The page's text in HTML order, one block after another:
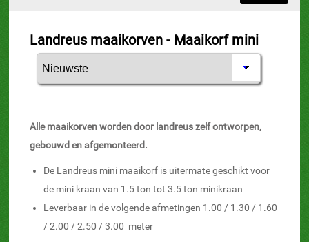
Landreus maaikorven - Maaikorf mini
Alle maaikorven worden door landreus zelf ontworpen,
gebouwd en afgemonteerd.
De Landreus mini maaikorf is uitermate geschikt voor
de mini kraan van 1.5 ton tot 3.5 ton minikraan
Leverbaar in de volgende afmetingen 1.00 / 1.30 / 1.60
/ 2.00 / 2.50 / 3.00 meter